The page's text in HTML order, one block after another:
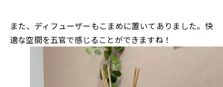
また、ディフューザーもこまめに置いてありました。快
適な空間を五官で感じることができますね！